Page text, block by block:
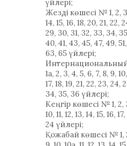
үйлері;
Жезді көшесі № 1, 2, 3,
14, 15, 16, 18, 20, 21, 22,
29, 30, 31, 32, 33, 34,
40, 41, 43, 45, 47, 49,
63, 65 үйлері;
1а, 2, 3, 4, 5, 6, 7, 8, 9, 10,
17, 18, 19, 21, 22, 23, 24,
34, 35, 36 үйлері;
Кеңгір көшесі № 1, 2,
10, 11, 12, 13, 14, 15, 16,
24 үйлері;
Қожабай көшесі № 1,